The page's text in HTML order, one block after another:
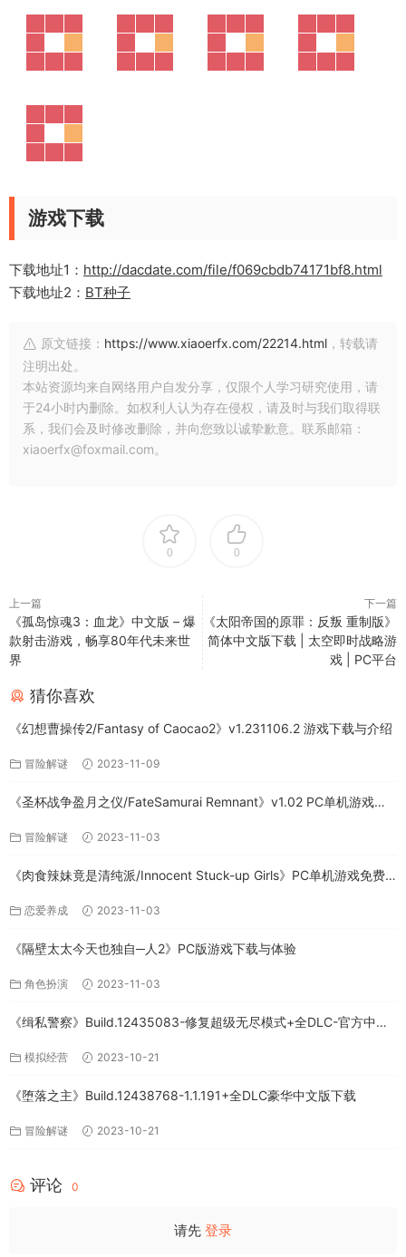
游戏下载
下载地址1： http://dacdate.com/file/f069cbdb74171bf8.html
下载地址2： BT种子
原文链接： https://www.xiaoerfx.com/22214.html ，转载请
注明出处。
本站资源均来自网络用户自发分享，仅限个人学习研究使用，请
于24小时内删除。如权利人认为存在侵权，请及时与我们取得联
系，我们会及时修改删除，并向您致以诚挚歉意。联系邮箱：
xiaoerfx@foxmail.com。
0 0
上一篇
《孤岛惊魂3：血龙》中文版 – 爆
款射击游戏，畅享80年代未来世
界
下一篇
《太阳帝国的原罪：反叛 重制版》
简体中文版下载 | 太空即时战略游
戏 | PC平台
猜你喜欢
《幻想曹操传2/Fantasy of Caocao2》v1.231106.2 游戏下载与介绍
冒险解谜 2023-11-09
《圣杯战争盈月之仪/FateSamurai Remnant》v1.02 PC单机游戏下
冒险解谜 2023-11-03
《肉食辣妹竟是清纯派/Innocent Stuck-up Girls》PC单机游戏免费
恋爱养成 2023-11-03
《隔壁太太今天也独自─人2》PC版游戏下载与体验
角色扮演 2023-11-03
《缉私警察》Build.12435083-修复超级无尽模式+全DLC-官方中文-
模拟经营 2023-10-21
《堕落之主》Build.12438768-1.1.191+全DLC豪华中文版下载
冒险解谜 2023-10-21
评论 0
请先 登录